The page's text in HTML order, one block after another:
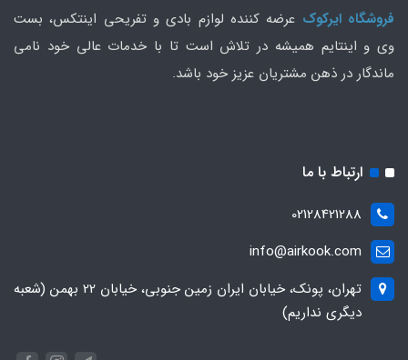
فروشگاه ایرکوک عرضه کننده لوازم بادی و تفریحی اینتکس، بست
وی و اینتایم همیشه در تلاش است تا با خدمات عالی خود نامی
ماندگار در ذهن مشتریان عزیز خود باشد.
ارتباط با ما
02128421288
info@airkook.com
تهران، پونک، خیابان ایران زمین جنوبی، خیابان 22 بهمن (شعبه
دیگری نداریم)